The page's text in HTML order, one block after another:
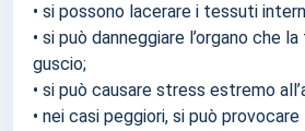
• si possono lacerare i tessuti
• si può danneggiare l’organo che
guscio;
• si può causare stress estremo
• nei casi peggiori, si può